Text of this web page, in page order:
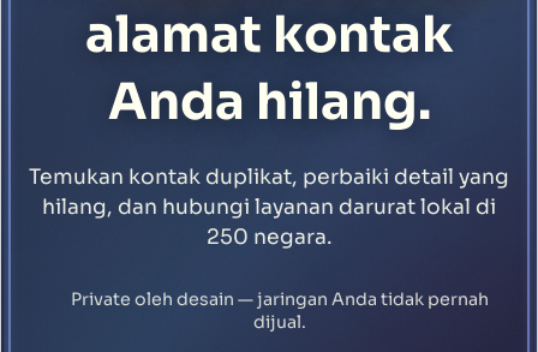
alamat kontak
Anda hilang.
Temukan kontak duplikat, perbaiki detail yang
hilang, dan hubungi layanan darurat lokal di
250 negara.
Private oleh desain — jaringan Anda tidak pernah
dijual.